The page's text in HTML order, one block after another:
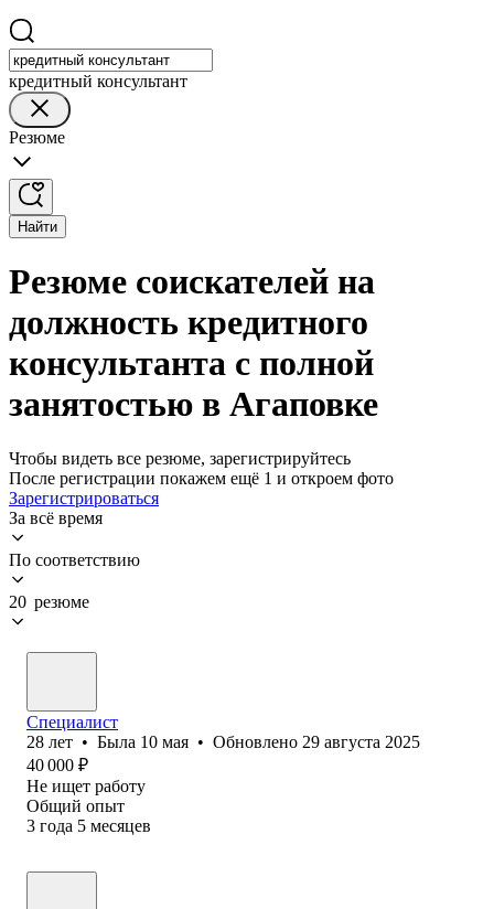
кредитный консультант
Резюме
Найти
Резюме соискателей на
должность кредитного
консультанта с полной
занятостью в Агаповке
Чтобы видеть все резюме, зарегистрируйтесь
После регистрации покажем ещё 1 и откроем фото
Зарегистрироваться
За всё время
По соответствию
20 резюме
Специалист
28 лет • Была 10 мая • Обновлено 29 августа 2025
40 000 ₽
Не ищет работу
Общий опыт
3 года 5 месяцев